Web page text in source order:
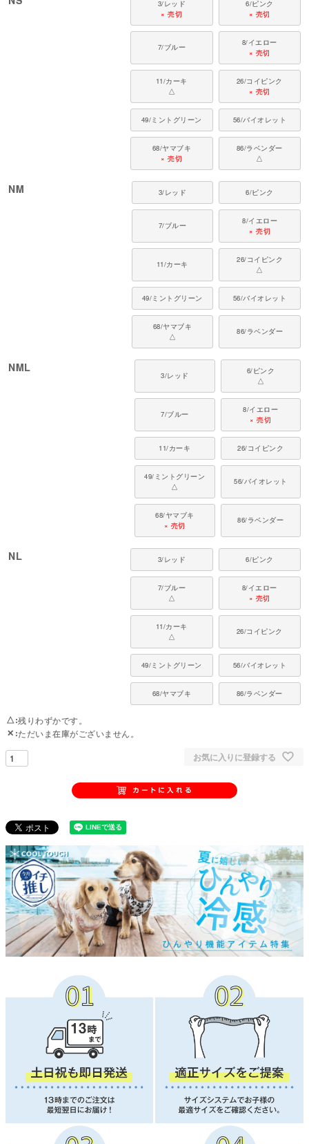
3/レッド
× 売切
6/ピンク
× 売切
7/ブルー
8/イエロー
× 売切
11/カーキ
△
26/コイピンク
× 売切
49/ミントグリーン 56/バイオレット
68/ヤマブキ
× 売切
86/ラベンダー
△
NM 3/レッド 6/ピンク
7/ブルー
8/イエロー
× 売切
11/カーキ
26/コイピンク
△
49/ミントグリーン 56/バイオレット
68/ヤマブキ
△
86/ラベンダー
NML
3/レッド
6/ピンク
△
7/ブルー
8/イエロー
× 売切
11/カーキ 26/コイピンク
49/ミントグリーン
△
56/バイオレット
68/ヤマブキ
× 売切
86/ラベンダー
NL 3/レッド 6/ピンク
7/ブルー
△
8/イエロー
× 売切
11/カーキ
△
26/コイピンク
49/ミントグリーン 56/バイオレット
68/ヤマブキ 86/ラベンダー
△ 残りわずかです。
✕ ただいま在庫がございません。
お気に入りに登録する